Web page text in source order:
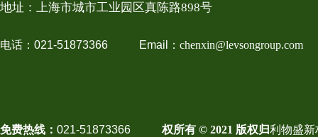
地址：上海市城市工业园区真陈路898号
电话：021-51873366 Email： chenxin@levsongroup.com
免费热线： 021-51873366 权所有 © 2021 版权归利物盛新